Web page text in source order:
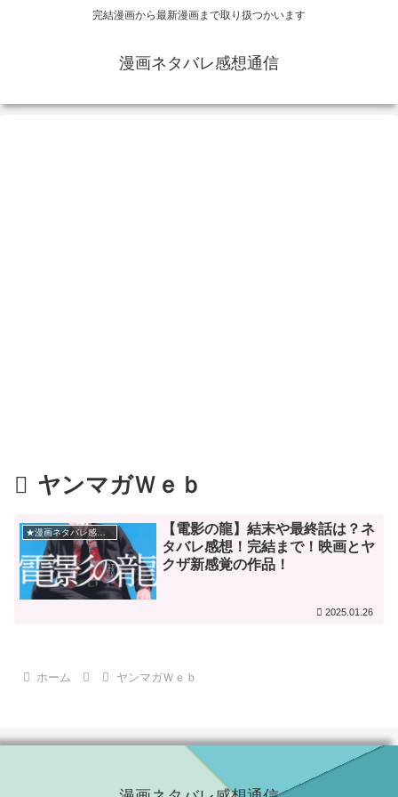
完結漫画から最新漫画まで取り扱つかいます
漫画ネタバレ感想通信
ヤンマガＷｅｂ
★漫画ネタバレ感想★
【電影の龍】結末や最終話は？ネ
タバレ感想！完結まで！映画とヤ
クザ新感覚の作品！
2025.01.26
ホーム ヤンマガＷｅｂ